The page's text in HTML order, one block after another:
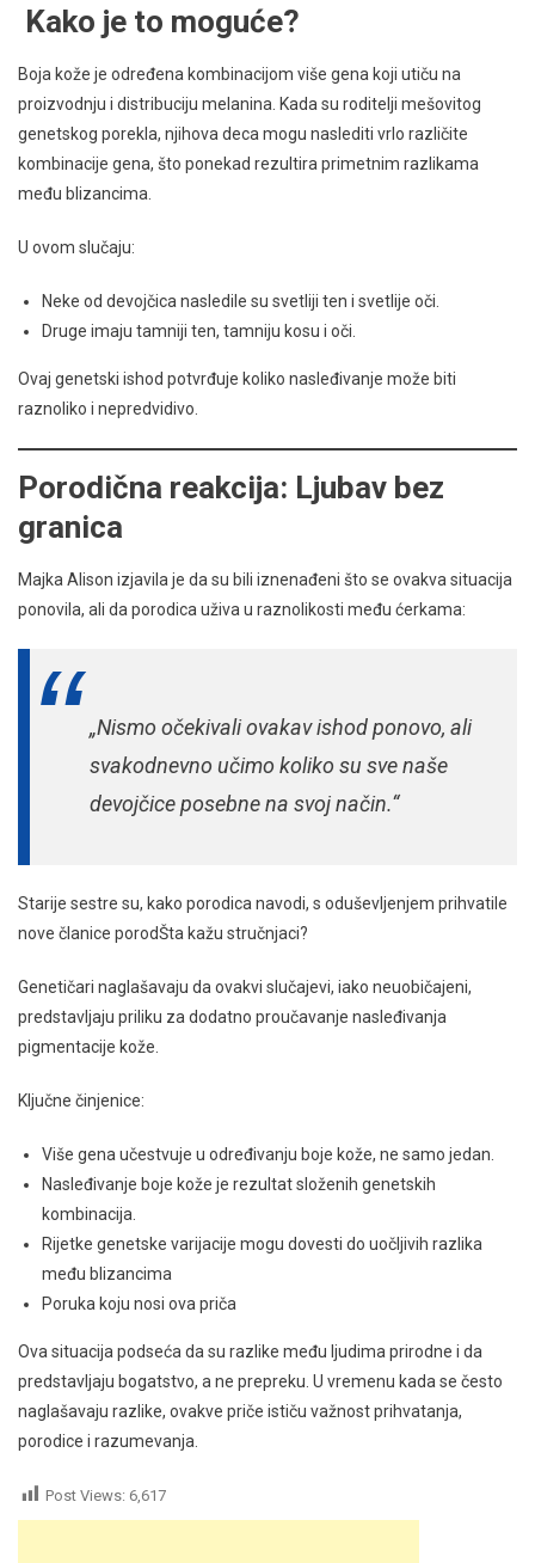
Kako je to moguće?
Boja kože je određena kombinacijom više gena koji utiču na
proizvodnju i distribuciju melanina. Kada su roditelji mešovitog
genetskog porekla, njihova deca mogu naslediti vrlo različite
kombinacije gena, što ponekad rezultira primetnim razlikama
među blizancima.
U ovom slučaju:
Neke od devojčica nasledile su svetliji ten i svetlije oči.
Druge imaju tamniji ten, tamniju kosu i oči.
Ovaj genetski ishod potvrđuje koliko nasleđivanje može biti
raznoliko i nepredvidivo.
Porodična reakcija: Ljubav bez
granica
Majka Alison izjavila je da su bili iznenađeni što se ovakva situacija
ponovila, ali da porodica uživa u raznolikosti među ćerkama:
„Nismo očekivali ovakav ishod ponovo, ali
svakodnevno učimo koliko su sve naše
devojčice posebne na svoj način.“
Starije sestre su, kako porodica navodi, s oduševljenjem prihvatile
nove članice porodŠta kažu stručnjaci?
Genetičari naglašavaju da ovakvi slučajevi, iako neuobičajeni,
predstavljaju priliku za dodatno proučavanje nasleđivanja
pigmentacije kože.
Ključne činjenice:
Više gena učestvuje u određivanju boje kože, ne samo jedan.
Nasleđivanje boje kože je rezultat složenih genetskih
kombinacija.
Rijetke genetske varijacije mogu dovesti do uočljivih razlika
među blizancima
Poruka koju nosi ova priča
Ova situacija podseća da su razlike među ljudima prirodne i da
predstavljaju bogatstvo, a ne prepreku. U vremenu kada se često
naglašavaju razlike, ovakve priče ističu važnost prihvatanja,
porodice i razumevanja.
Post Views: 6,617